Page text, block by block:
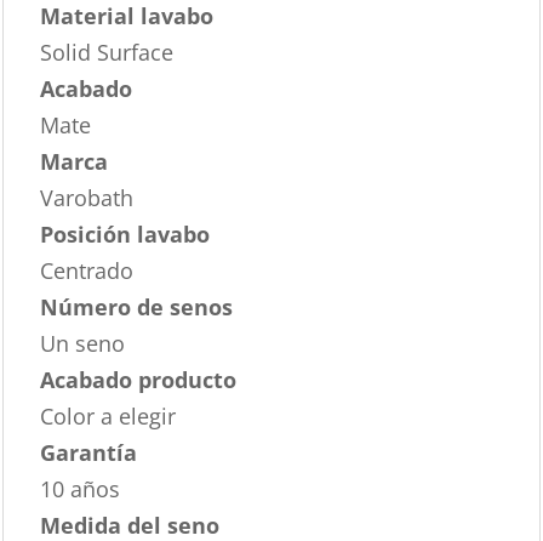
Material lavabo
Solid Surface
Acabado
Mate
Marca
Varobath
Posición lavabo
Centrado
Número de senos
Un seno
Acabado producto
Color a elegir
Garantía
10 años
Medida del seno